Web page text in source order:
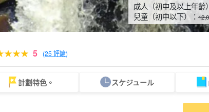
成人（初中及以上年齡
兒童（初中以下）：
可當天預約
計劃
超值折扣
既定計劃
保費
選定計劃
西表島「瀑布」。
5 (25 評論)
計劃特色。 スケジュール